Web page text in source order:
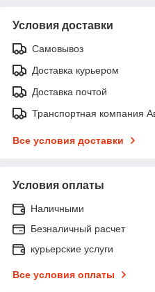
Условия доставки
Самовывоз
Доставка курьером
Доставка почтой
Транспортная компания
Все условия доставки
Условия оплаты
Наличными
Безналичный расчет
курьерские услуги
Все условия оплаты